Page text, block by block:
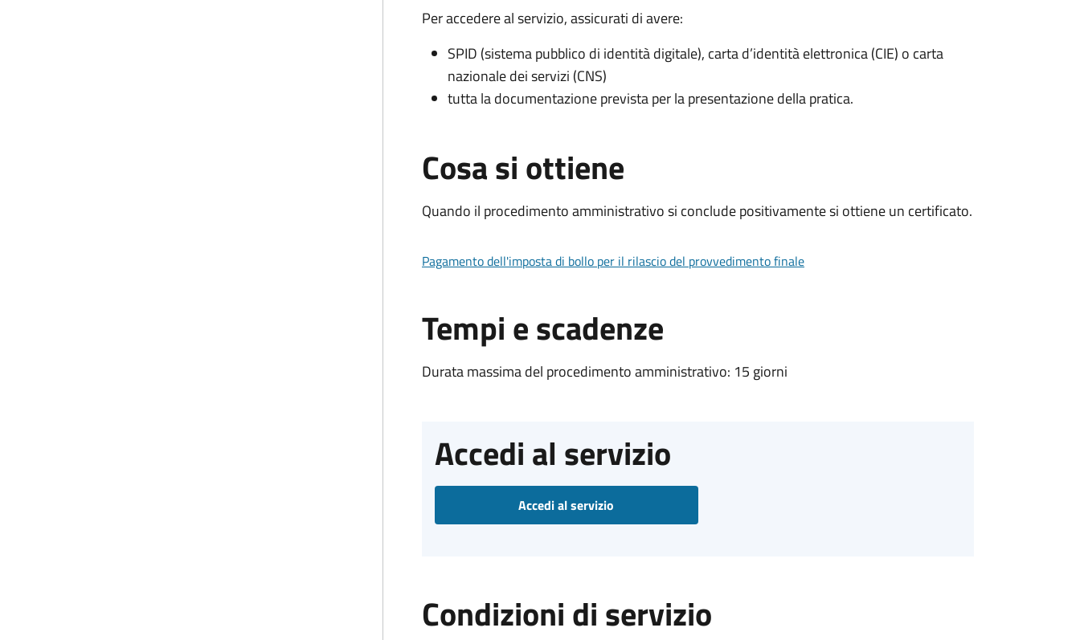
Per accedere al servizio, assicurati di avere:
SPID (sistema pubblico di identità digitale), carta d’identità elettronica (CIE) o carta
nazionale dei servizi (CNS)
tutta la documentazione prevista per la presentazione della pratica.
Cosa si ottiene
Quando il procedimento amministrativo si conclude positivamente si ottiene un certificato.
Pagamento dell'imposta di bollo per il rilascio del provvedimento finale
Tempi e scadenze
Durata massima del procedimento amministrativo: 15 giorni
Accedi al servizio
Accedi al servizio
Condizioni di servizio